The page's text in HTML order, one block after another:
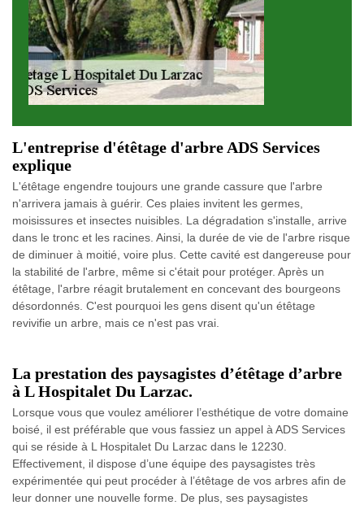
L'entreprise d'étêtage d'arbre ADS Services
explique
L'étêtage engendre toujours une grande cassure que l'arbre
n'arrivera jamais à guérir. Ces plaies invitent les germes,
moisissures et insectes nuisibles. La dégradation s'installe, arrive
dans le tronc et les racines. Ainsi, la durée de vie de l'arbre risque
de diminuer à moitié, voire plus. Cette cavité est dangereuse pour
la stabilité de l'arbre, même si c'était pour protéger. Après un
étêtage, l'arbre réagit brutalement en concevant des bourgeons
désordonnés. C'est pourquoi les gens disent qu'un étêtage
revivifie un arbre, mais ce n'est pas vrai.
La prestation des paysagistes d’étêtage d’arbre
à L Hospitalet Du Larzac.
Lorsque vous que voulez améliorer l’esthétique de votre domaine
boisé, il est préférable que vous fassiez un appel à ADS Services
qui se réside à L Hospitalet Du Larzac dans le 12230.
Effectivement, il dispose d’une équipe des paysagistes très
expérimentée qui peut procéder à l’étêtage de vos arbres afin de
leur donner une nouvelle forme. De plus, ses paysagistes